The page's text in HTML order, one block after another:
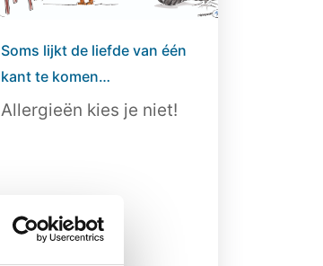
Soms lijkt de liefde van één
kant te komen…
Allergieën kies je niet!